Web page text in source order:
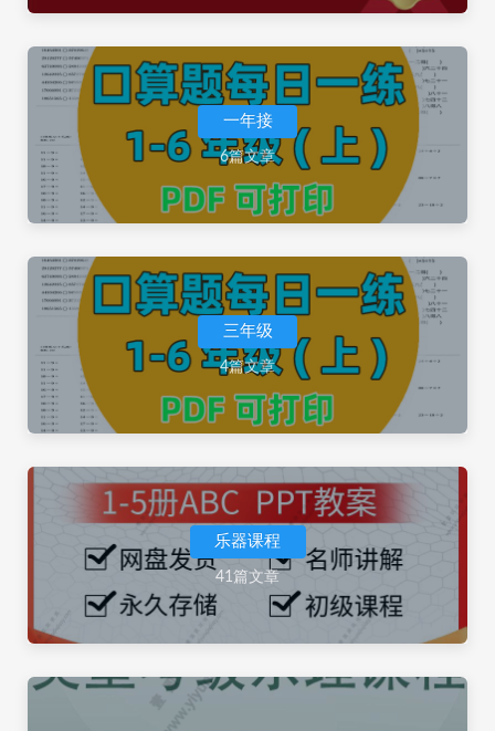
一年接
6篇文章
三年级
4篇文章
乐器课程
41篇文章